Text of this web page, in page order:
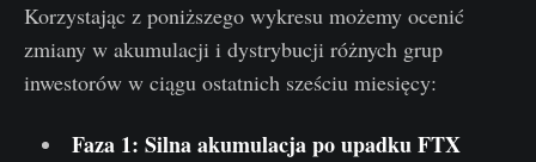
Korzystając z poniższego wykresu możemy ocenić
zmiany w akumulacji i dystrybucji różnych grup
inwestorów w ciągu ostatnich sześciu miesięcy:
Faza 1: Silna akumulacja po upadku FTX